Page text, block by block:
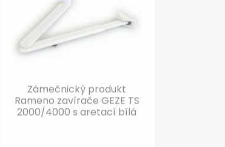
Rameno zavírače GEZE TS
2000/4000 s aretací bílá